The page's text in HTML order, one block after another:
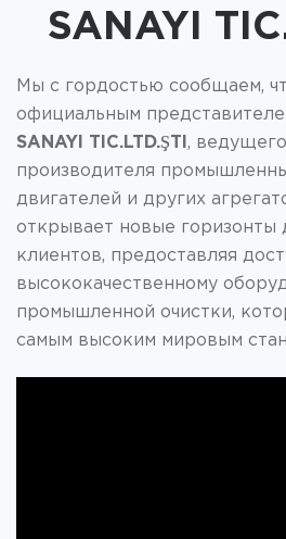
SANAYI
Мы с гордостью сообщаем,
официальным
SANAYI TIC.LTD.ŞTI ,
производителя
двигателей и других
открывает новые горизонты
клиентов, предоставляя
высококачественному
промышленной очистки,
самым высоким мировым